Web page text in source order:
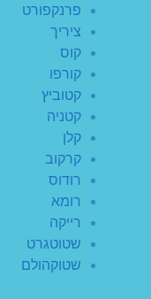
פרנקפורט
ציריך
קוס
קורפו
קטוביץ
קטניה
קלן
קרקוב
רודוס
רומא
רייקה
שטוטגרט
שטוקהולם